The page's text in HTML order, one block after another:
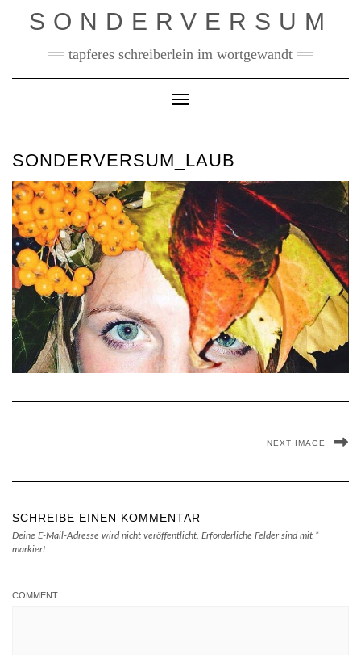
SONDERVERSUM
tapferes schreiberlein im wortgewandt
Toggle Navigation
SONDERVERSUM_LAUB
NEXT IMAGE
SCHREIBE EINEN KOMMENTAR
Deine E-Mail-Adresse wird nicht veröffentlicht. Erforderliche Felder sind mit *
markiert
COMMENT